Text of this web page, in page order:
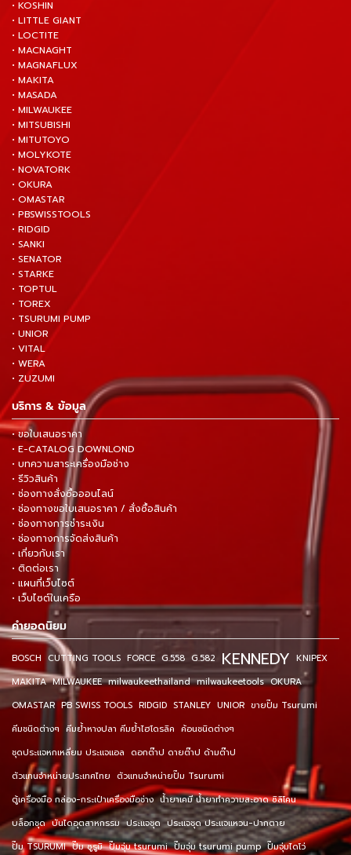
• KOSHIN
• LITTLE GIANT
• LOCTITE
• MACNAGHT
• MAGNAFLUX
• MAKITA
• MASADA
• MILWAUKEE
• MITSUBISHI
• MITUTOYO
• MOLYKOTE
• NOVATORK
• OKURA
• OMASTAR
• PBSWISSTOOLS
• RIDGID
• SANKI
• SENATOR
• STARKE
• TOPTUL
• TOREX
• TSURUMI PUMP
• UNIOR
• VITAL
• WERA
• ZUZUMI
บริการ & ข้อมูล
• ขอใบเสนอราคา
• E-CATALOG DOWNLOND
• บทความสาระเครื่องมือช่าง
• รีวิวสินค้า
• ช่องทางสั่งซื้อออนไลน์
• ช่องทางขอใบเสนอราคา / สั่งซื้อสินค้า
• ช่องทางการชำระเงิน
• ช่องทางการจัดส่งสินค้า
• เกี่ยวกับเรา
• ติดต่อเรา
• แผนที่เว็บไซต์
• เว็บไซต์ในเครือ
คำยอดนิยม
BOSCH CUTTING TOOLS FORCE G.558 G.582 KENNEDY KNIPEX
MAKITA MILWAUKEE milwaukeethailand milwaukeetools OKURA
OMASTAR PB SWISS TOOLS RIDGID STANLEY UNIOR ขายปั๊ม Tsurumi
คีมชนิดต่างๆ คีมย้ำหางปลา คีมย้ำไฮโดรลิค ค้อนชนิดต่างๆ
ชุดประแจหกเหลี่ยม ประแจแอล ดอกต๊าป ดายต๊าป ด้ามต๊าป
ตัวแทนจำหน่ายประเทศไทย ตัวแทนจำหน่ายปั๊ม Tsurumi
ตู้เครื่องมือ กล่อง-กระเป๋าเครื่องมือช่าง น้ำยาเคมี น้ำยาทำความสะอาด ซิลิโคน
บล็อกชุด บันไดอุตสาหกรรม ประแจชุด ประแจชุด ประแจแหวน-ปากตาย
ปั๊ม TSURUMI ปั๊ม ซูรูมิ ปั๊มจุ่ม tsurumi ปั๊มจุ่ม tsurumi pump ปั๊มจุ่มไดโว่